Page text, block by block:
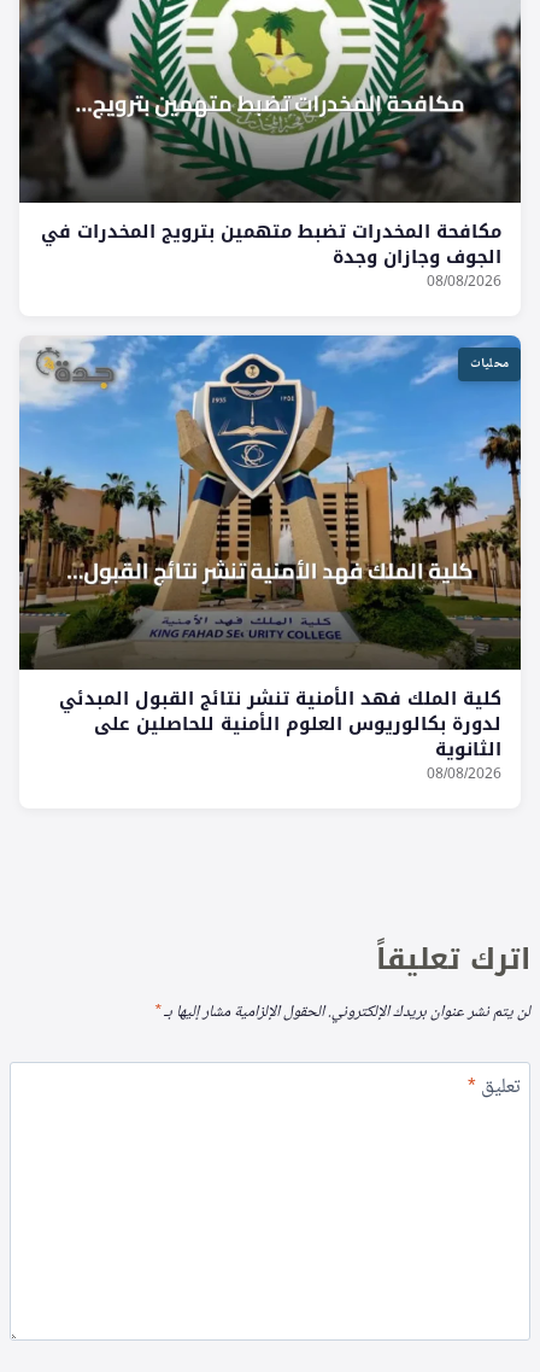
مكافحة المخدرات تضبط متهمين بترويج المخدرات في
الجوف وجازان وجدة
08/08/2026
محليات
كلية الملك فهد الأمنية تنشر نتائج القبول المبدئي
لدورة بكالوريوس العلوم الأمنية للحاصلين على
الثانوية
08/08/2026
اترك تعليقاً
لن يتم نشر عنوان بريدك الإلكتروني.الحقول الإلزامية مشار إليها بـ*
تعليق*